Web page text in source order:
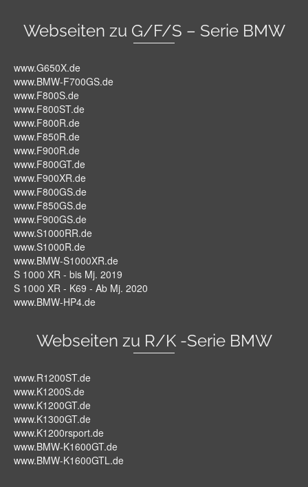
Webseiten zu G/F/S – Serie BMW
www.G650X.de
www.BMW-F700GS.de
www.F800S.de
www.F800ST.de
www.F800R.de
www.F850R.de
www.F900R.de
www.F800GT.de
www.F900XR.de
www.F800GS.de
www.F850GS.de
www.F900GS.de
www.S1000RR.de
www.S1000R.de
www.BMW-S1000XR.de
S 1000 XR - bis Mj. 2019
S 1000 XR - K69 - Ab Mj. 2020
www.BMW-HP4.de
Webseiten zu R/K -Serie BMW
www.R1200ST.de
www.K1200S.de
www.K1200GT.de
www.K1300GT.de
www.K1200rsport.de
www.BMW-K1600GT.de
www.BMW-K1600GTL.de